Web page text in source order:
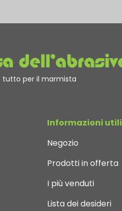
tutto per il marmista
Informazioni utili
Negozio
Prodotti in offerta
I più venduti
Lista dei desideri